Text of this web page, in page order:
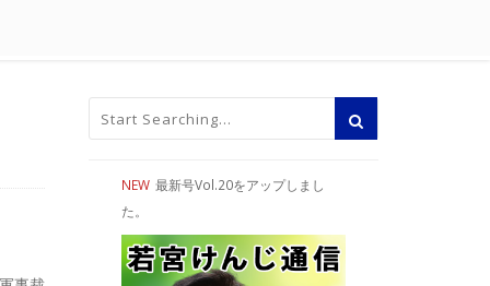
NEW 最新号Vol.20をアップしまし
た。